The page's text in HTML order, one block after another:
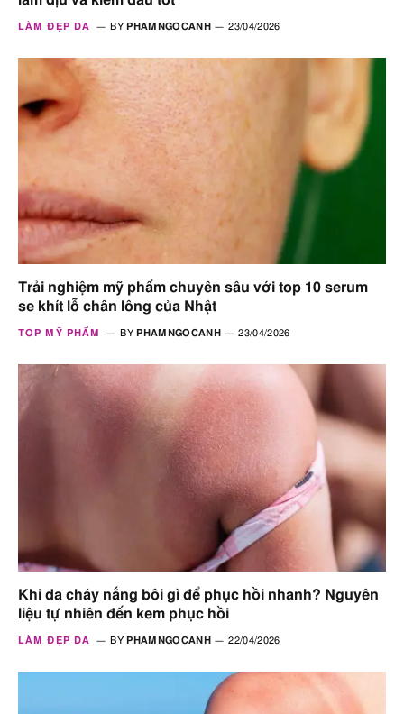
LÀM ĐẸP DA BY PHAMNGOCANH 23/04/2026
Trải nghiệm mỹ phẩm chuyên sâu với top 10 serum
se khít lỗ chân lông của Nhật
TOP MỸ PHẨM BY PHAMNGOCANH 23/04/2026
Khi da cháy nắng bôi gì để phục hồi nhanh? Nguyên
liệu tự nhiên đến kem phục hồi
LÀM ĐẸP DA BY PHAMNGOCANH 22/04/2026